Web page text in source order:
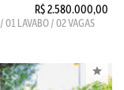
R$ 2.580.000,00
01 LAVABO / 02 VAGAS